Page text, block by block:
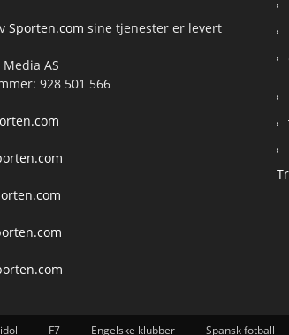
Sporten.com sine tjenester er levert
AS
928 501 566
F7 Engelske klubber Spansk fotball